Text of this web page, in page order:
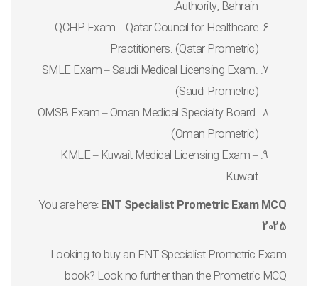
Authority, Bahrain.
QCHP Exam – Qatar Council for Healthcare
Practitioners. (Qatar Prometric)
SMLE Exam – Saudi Medical Licensing Exam.
(Saudi Prometric)
OMSB Exam – Oman Medical Specialty Board.
(Oman Prometric)
KMLE – Kuwait Medical Licensing Exam –
Kuwait
You are here:ENT Specialist Prometric Exam MCQ
2025
Looking to buy an ENT Specialist Prometric Exam
book? Look no further than the Prometric MCQ